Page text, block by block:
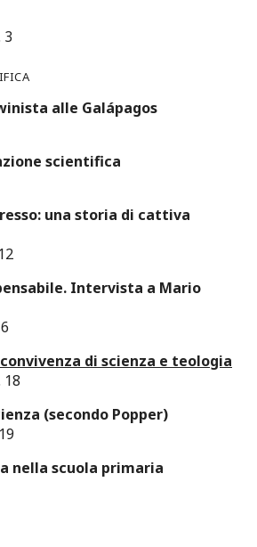
3
alle Galápagos
scientifica
una storia di cattiva
Intervista a Mario
di scienza e teologia
18
(secondo Popper)
nella scuola primaria